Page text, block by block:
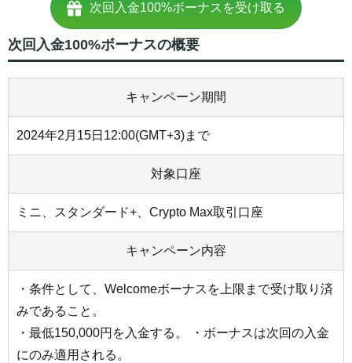
次回入金100%ボーナスを受け取る
次回入金100%ボーナスの概要
キャンペーン期間
2024年2月15日12:00(GMT+3)まで
対象口座
ミニ、スタンダード+、Crypto Max取引口座
キャンペーン内容
・条件として、Welcomeボーナスを上限まで受け取り済
みであること。
・最低150,000円を入金する。 ・ボーナスは次回の入金
にのみ適用される。